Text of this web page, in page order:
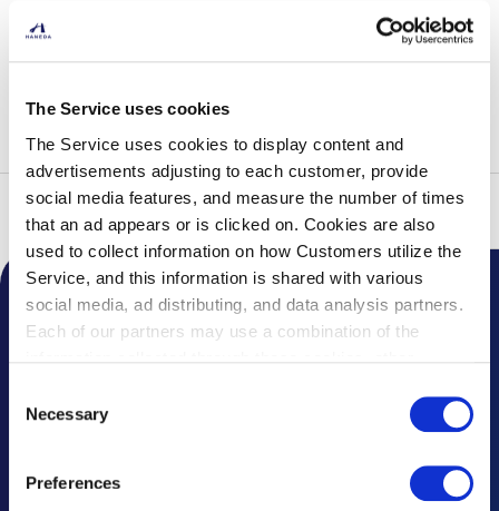
The Service uses cookies
The Service uses cookies to display content and
advertisements adjusting to each customer, provide
social media features, and measure the number of times
that an ad appears or is clicked on. Cookies are also
used to collect information on how Customers utilize the
Service, and this information is shared with various
social media, ad distributing, and data analysis partners.
Each of our partners may use a combination of the
well as other information collected by our partners when
Please see
Selection
Necessary
Preferences
공항 공지사항
자주 묻는 질문